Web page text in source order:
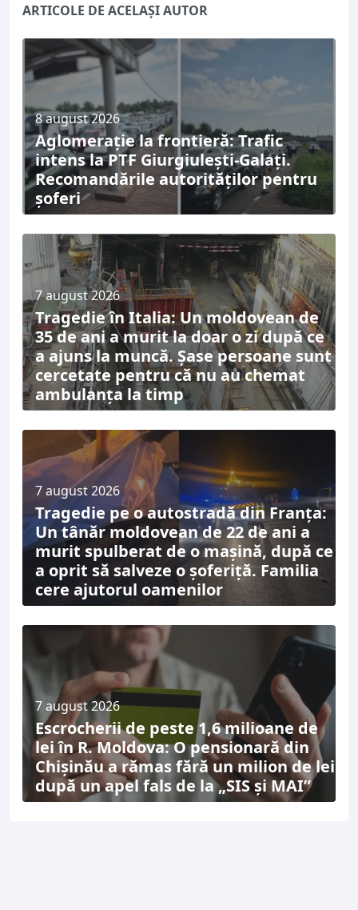
ARTICOLE DE ACELAȘI AUTOR
8 august 2026
Aglomerație la frontieră: Trafic
intens la PTF Giurgiulești-Galați.
Recomandările autorităților pentru
șoferi
7 august 2026
Tragedie în Italia: Un moldovean de
35 de ani a murit la doar o zi după ce
a ajuns la muncă. Șase persoane sunt
cercetate pentru că nu au chemat
ambulanța la timp
7 august 2026
Tragedie pe o autostradă din Franța:
Un tânăr moldovean de 22 de ani a
murit spulberat de o mașină, după ce
a oprit să salveze o șoferiță. Familia
cere ajutorul oamenilor
7 august 2026
Escrocherii de peste 1,6 milioane de
lei în R. Moldova: O pensionară din
Chișinău a rămas fără un milion de lei
după un apel fals de la „SIS și MAI”